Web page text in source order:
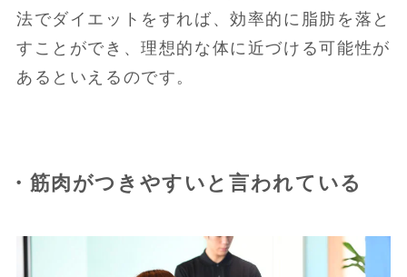
法でダイエットをすれば、効率的に脂肪を落と
すことができ、理想的な体に近づける可能性が
あるといえるのです。
・筋肉がつきやすいと言われている